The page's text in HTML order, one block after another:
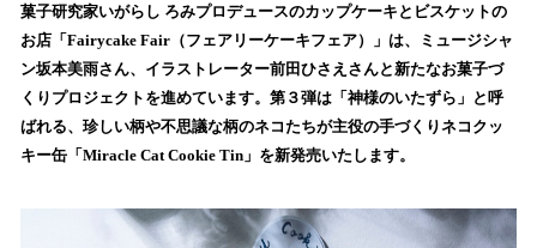
！
数
を
読
込
み
菓子研究家いがらし ろみプロデュースのカップケーキとビスケットの
お店「Fairycake Fair（フェアリーケーキフェア）」は、ミュージシャ
ン坂本美雨さん、イラストレーター前田ひさえさんと新たなお菓子づ
くりプロジェクトを進めています。第３弾は「神様のいたずら」と呼
ばれる、珍しい柄や不思議な柄のネコたちが主役の手づくりネコクッ
キー缶「Miracle Cat Cookie Tin」を新発売いたします。